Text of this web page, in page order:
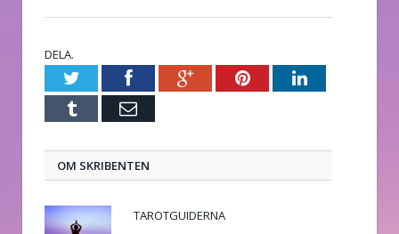
DELA.
TwitterFacebookGoogle+PinterestLinkedIn
Tumblr E-
OM SKRIBENTEN
TAROTGUIDERNA